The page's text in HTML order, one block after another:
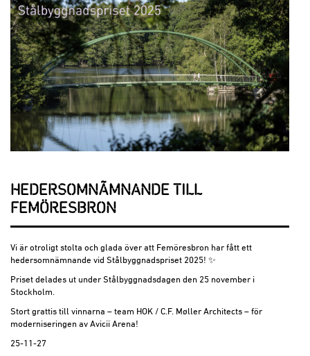
HEDERSOMNÄMNANDE TILL
FEMÖRESBRON
Vi är otroligt stolta och glada över att Femöresbron har fått ett
hedersomnämnande vid Stålbyggnadspriset 2025! ✨
Priset delades ut under Stålbyggnadsdagen den 25 november i
Stockholm.
Stort grattis till vinnarna – team HOK / C.F. Møller Architects – för
moderniseringen av Avicii Arena!
25-11-27